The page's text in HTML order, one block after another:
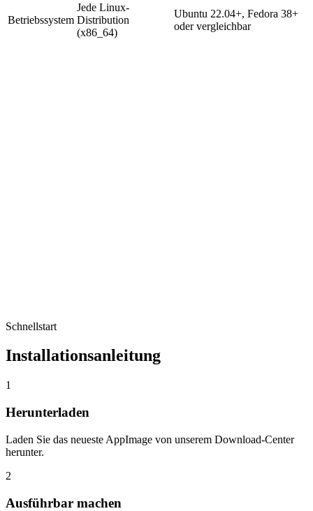
Betriebssystem
Jede Linux-
Distribution
(x86_64)
Ubuntu 22.04+, Fedora 38+
oder vergleichbar
Schnellstart
Installationsanleitung
1
Herunterladen
Laden Sie das neueste AppImage von unserem Download-Center
herunter.
2
Ausführbar machen